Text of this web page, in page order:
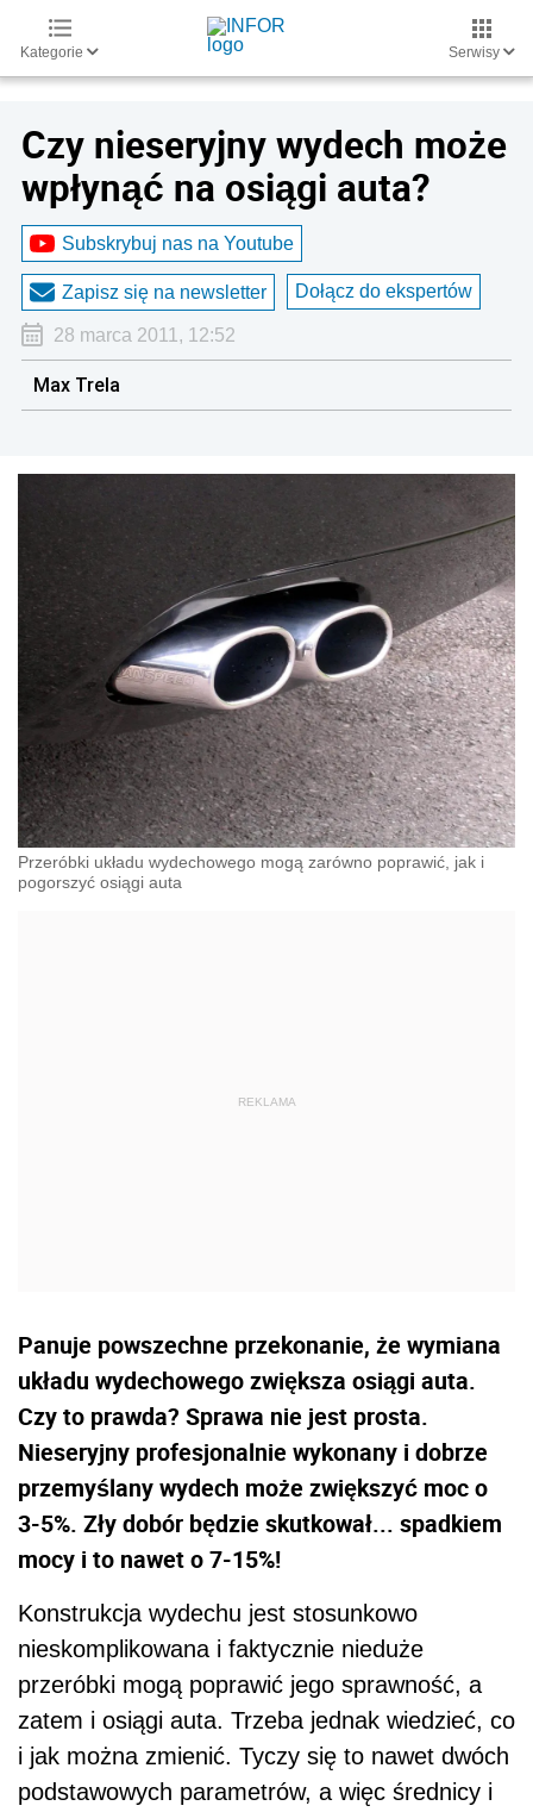
Kategorie Serwisy
Czy nieseryjny wydech może
wpłynąć na osiągi auta?
Subskrybuj nas na Youtube
Zapisz się na newsletter Dołącz do ekspertów
28 marca 2011, 12:52
Max Trela
Przeróbki układu wydechowego mogą zarówno poprawić, jak i
pogorszyć osiągi auta
Panuje powszechne przekonanie, że wymiana
układu wydechowego zwiększa osiągi auta.
Czy to prawda? Sprawa nie jest prosta.
Nieseryjny profesjonalnie wykonany i dobrze
przemyślany wydech może zwiększyć moc o
3-5%. Zły dobór będzie skutkował... spadkiem
mocy i to nawet o 7-15%!
Konstrukcja wydechu jest stosunkowo
nieskomplikowana i faktycznie nieduże
przeróbki mogą poprawić jego sprawność, a
zatem i osiągi auta. Trzeba jednak wiedzieć, co
i jak można zmienić. Tyczy się to nawet dwóch
podstawowych parametrów, a więc średnicy i